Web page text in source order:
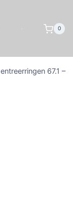
0
67.1 –